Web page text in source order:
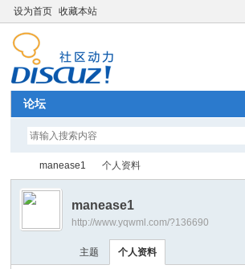
设为首页 收藏本站
论坛
›
manease1 个人资料
manease1
http://www.yqwml.com/?136690
主题 个人资料